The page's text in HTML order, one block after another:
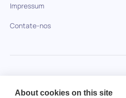
Impressum
Contate-nos
About cookies on this site